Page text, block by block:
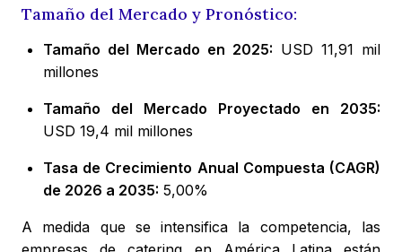
Tamaño del Mercado y Pronóstico:
Tamaño del Mercado en 2025: USD 11,91 mil
millones
Tamaño del Mercado Proyectado en 2035:
USD 19,4 mil millones
Tasa de Crecimiento Anual Compuesta (CAGR)
de 2026 a 2035: 5,00%
A medida que se intensifica la competencia, las